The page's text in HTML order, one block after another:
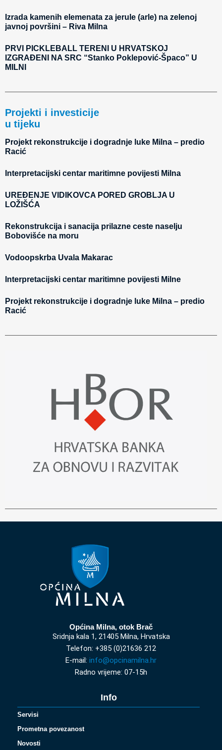
Izrada kamenih elemenata za jerule (arle) na zelenoj
javnoj površini – Riva Milna
PRVI PICKLEBALL TERENI U HRVATSKOJ
IZGRAĐENI NA SRC “Stanko Poklepović-Špaco” U
MILNI
Projekti i investicije
u tijeku
Projekt rekonstrukcije i dogradnje luke Milna – predio
Racić
Interpretacijski centar maritimne povijesti Milna
UREĐENJE VIDIKOVCA PORED GROBLJA U
LOŽIŠĆA
Rekonstrukcija i sanacija prilazne ceste naselju
Bobovišće na moru
Vodoopskrba Uvala Makarac
Interpretacijski centar maritimne povijesti Milne
Projekt rekonstrukcije i dogradnje luke Milna – predio
Racić
Općina Milna, otok Brač
Sridnja kala 1, 21405 Milna, Hrvatska
Telefon: +385 (0)21636 212
E-mail: info@opcinamilna.hr
Radno vrijeme: 07-15h
Info
Servisi
Prometna povezanost
Novosti